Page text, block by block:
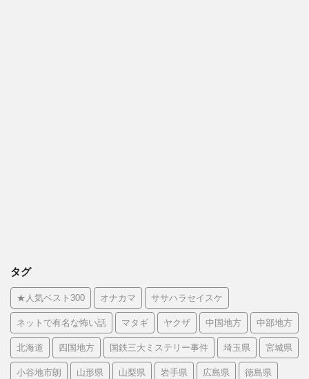
タグ
★人気ベスト300 オナカマ ササハラセイスケ
ネットで有名な怖い話 マタギ ヤクザ 中国地方 中部地方
北海道 四国地方 国鉄三大ミステリー事件 埼玉県 宮城県
小谷地市朗 山形県 山梨県 岩手県 広島県 徳島県